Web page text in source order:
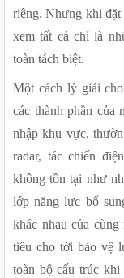
riêng. Nhưng khi đặt
xem tất cả chỉ là
toàn tách biệt.
Một cách lý giải
các thành phần của
nhập khu vực,
radar, tác chiến
không tồn tại như
lớp năng lực bổ
khác nhau của
tiêu cho tới bảo vệ
toàn bộ cấu trúc